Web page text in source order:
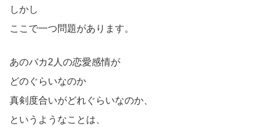
しかし
ここで一つ問題があります。
あのバカ2人の恋愛感情が
どのぐらいなのか
真剣度合いがどれぐらいなのか、
というようなことは、